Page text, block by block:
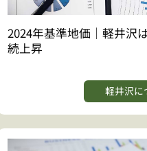
2024年基準地価｜軽井沢
続上昇
軽井沢に